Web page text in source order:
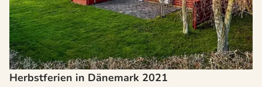
Herbstferien in Dänemark 2021